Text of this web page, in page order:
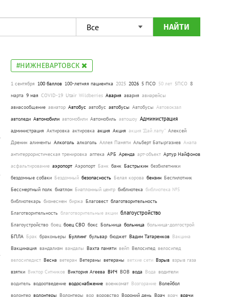
НАЙТИ
#НИЖНЕВАРТОВСК
1 сентября 100 баллов 100-летняя пациентка 2025 2026 5 ПСО 50 лет 5ПСО 8
марта 9 мая COVID-19 Utair Wildberries Авария авария авиарейсы
авиасообщение авиатор Автобус автобус автобусы Автобусы Автовокзал
автоледи Автомобили автомобили Автомобиль автошоу Администрация
администрация Актировка актировка акция Акция акция "Дай лапу" Алексей
Дренин алименты Алкоголь алкоголь Аллея Памяти Альберт Батыргазиев Анапа
антитеррористическая тренировка аптека АРБ Аренда арт-объект Артур Найфонов
асфальтирование аэропорт Аэропорт Банк банк Бастрыкин безбилетники
бездомные собаки Бездомный безопасность Белая корова бензин Беспилотник
Бессмертный полк биатлон Биатлонный центр библиотека библиотека №5
библиотекарь бизнесмен биржа Благовест благотворительность
Благотворительность благотворительные акции благоустройство
Благоустройство боец боец СВО бокс Больница больница больница-долгострой
БПЛА Брак браконьеры Буллинг бульвар бюджет Вадим Татаренков Вакцина
Вакцинация вандализм вандалы Вахта памяти вейп Велосипед велосипед
велосипедист Весна ветеран Ветераны ветераны ветхие сети Взрыв взрыв газа
взятки Виктор Ситников Виктория Агеева ВИЧ ВОВ вода Вода водители
водитель водоотведение водоснабжение военкомат Возгорание Волейбол
волонтер волонтеры Волонтеры вор воровство Вороний день Врач врач врачи